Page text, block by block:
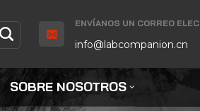
ENVÍANOS UN CORREO
info@labcompanion.cn
SOBRE NOSOTROS